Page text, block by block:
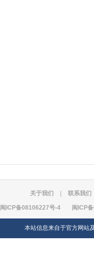
关于我们 联系我们
闽ICP备08106227号-4 闽ICP
本站信息来自于官方网站